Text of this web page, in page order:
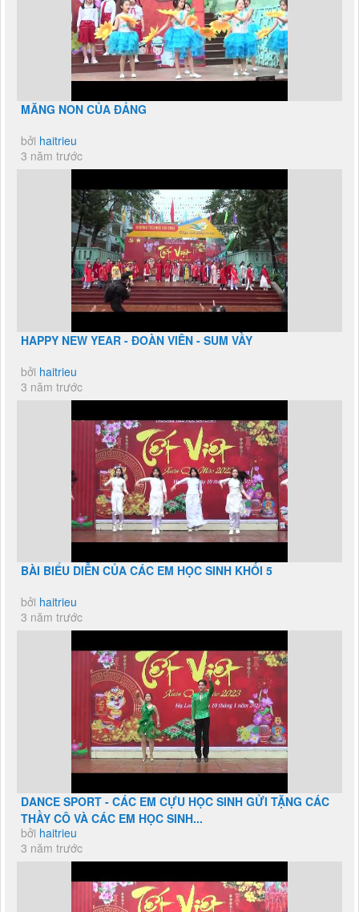
MĂNG NON CỦA ĐẢNG
bởi haitrieu
3 năm trước
HAPPY NEW YEAR - ĐOÀN VIÊN - SUM VẦY
bởi haitrieu
3 năm trước
BÀI BIỂU DIỄN CỦA CÁC EM HỌC SINH KHỐI 5
bởi haitrieu
3 năm trước
DANCE SPORT - CÁC EM CỰU HỌC SINH GỬI TẶNG CÁC
THẦY CÔ VÀ CÁC EM HỌC SINH...
bởi haitrieu
3 năm trước